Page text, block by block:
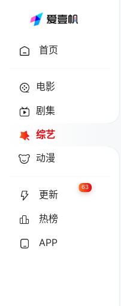
首页
电影
剧集
综艺
动漫
更新
63
热榜
APP